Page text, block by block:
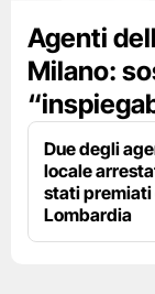
Agenti
Milano:
Due degli
locale
stati premiati
Lombardia